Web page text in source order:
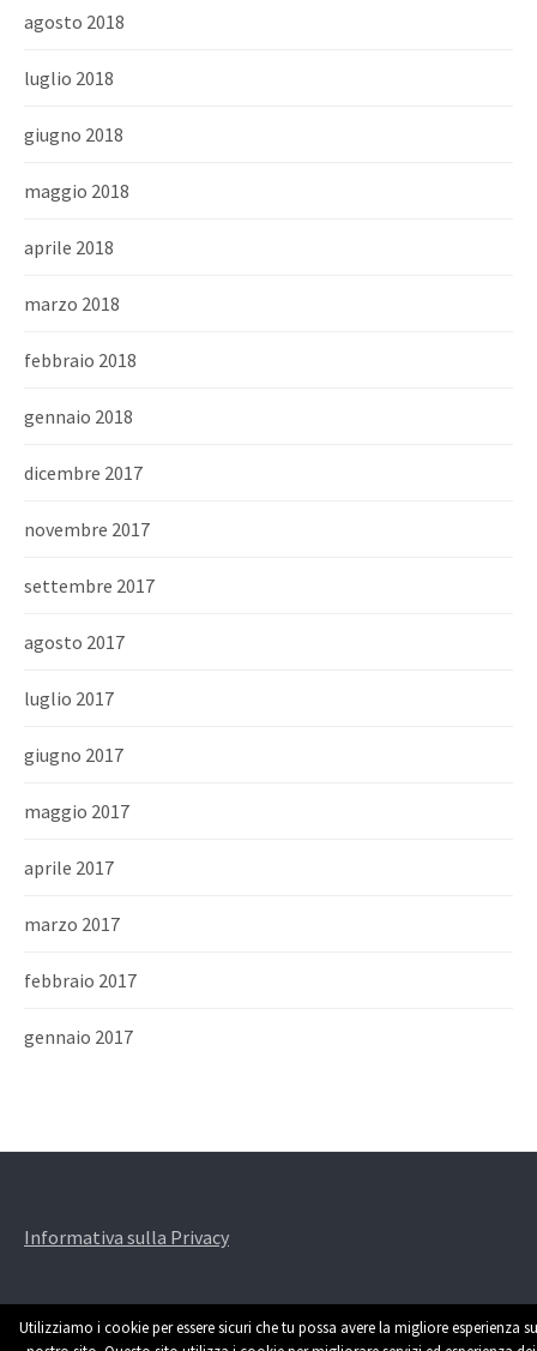
agosto 2018
luglio 2018
giugno 2018
maggio 2018
aprile 2018
marzo 2018
febbraio 2018
gennaio 2018
dicembre 2017
novembre 2017
settembre 2017
agosto 2017
luglio 2017
giugno 2017
maggio 2017
aprile 2017
marzo 2017
febbraio 2017
gennaio 2017
Informativa sulla Privacy
Utilizziamo i cookie per essere sicuri che tu possa avere la migliore esperienza